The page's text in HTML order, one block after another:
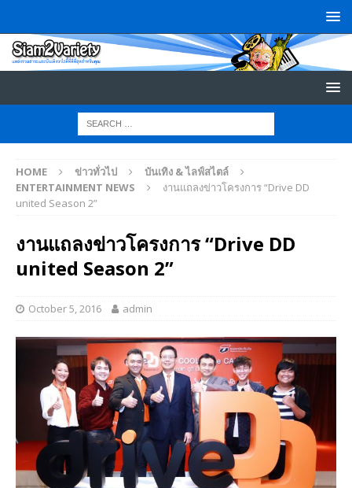
HOME ข่าวทั่วไป
บันเทิง & ไลฟ์สไตล์
ENTERTAINMENT NEWS
งานแถลงข่าวโครงการ “Drive DD
united Season 2”
งานแถลงข่าวโครงการ “Drive DD
united Season 2”
October 5, 2016 admin